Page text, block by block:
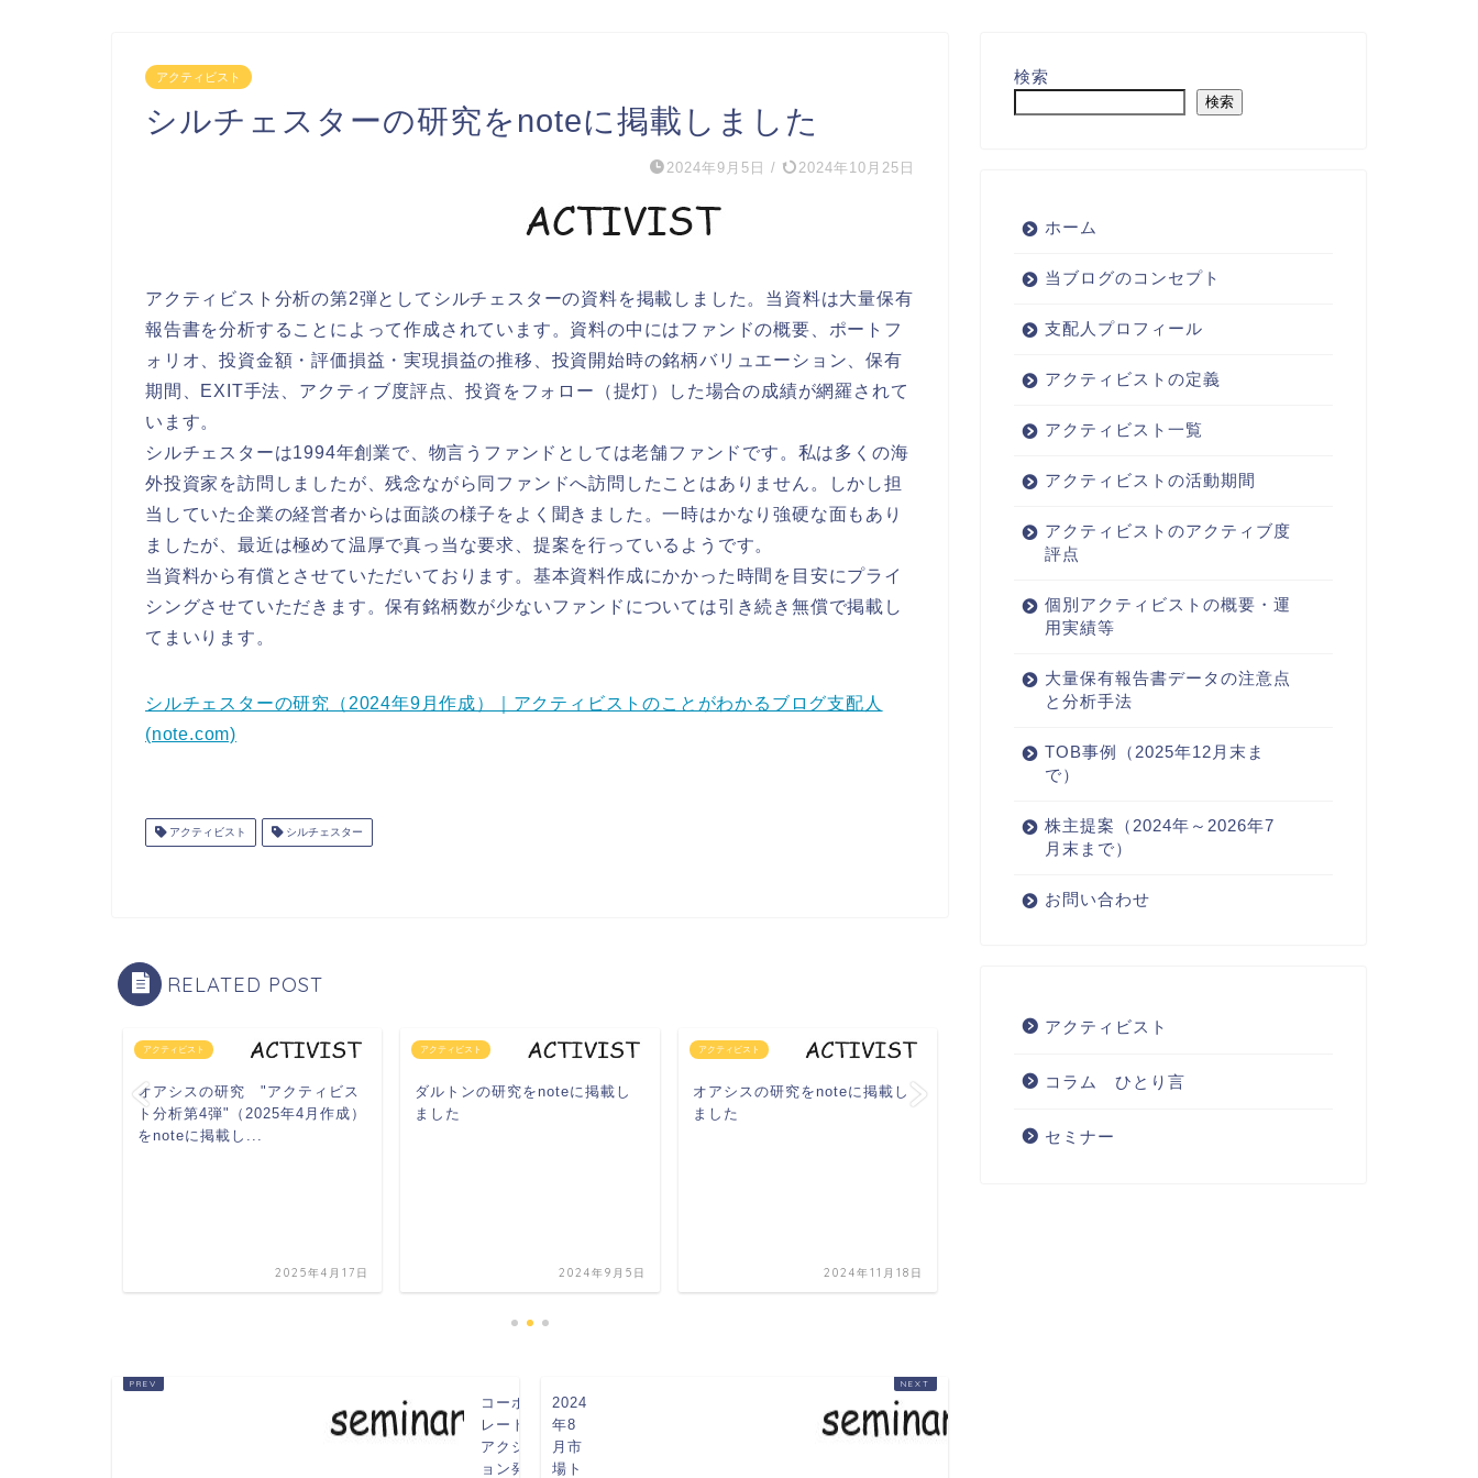
アクティビスト
シルチェスターの研究をnoteに掲載しました
2024年9月5日 / 2024年10月25日
アクティビスト分析の第2弾としてシルチェスターの資料を掲載しました。当資料は大量保有
報告書を分析することによって作成されています。資料の中にはファンドの概要、ポートフ
ォリオ、投資金額・評価損益・実現損益の推移、投資開始時の銘柄バリュエーション、保有
期間、EXIT手法、アクティブ度評点、投資をフォロー（提灯）した場合の成績が網羅されて
います。
シルチェスターは1994年創業で、物言うファンドとしては老舗ファンドです。私は多くの海
外投資家を訪問しましたが、残念ながら同ファンドへ訪問したことはありません。しかし担
当していた企業の経営者からは面談の様子をよく聞きました。一時はかなり強硬な面もあり
ましたが、最近は極めて温厚で真っ当な要求、提案を行っているようです。
当資料から有償とさせていただいております。基本資料作成にかかった時間を目安にプライ
シングさせていただきます。保有銘柄数が少ないファンドについては引き続き無償で掲載し
てまいります。
シルチェスターの研究（2024年9月作成）｜アクティビストのことがわかるブログ支配人
(note.com)
アクティビスト シルチェスター
RELATED POST
アクティビスト
オアシスの研究 "アクティビス
ト分析第4弾"（2025年4月作成）
をnoteに掲載し...
2025年4月17日
アクティビスト
ダルトンの研究をnoteに掲載し
ました
2024年9月5日
アクティビスト
オアシスの研究をnoteに掲載し
ました
2024年11月18日
オアシスの研究 "アクティビス
をnoteに掲載し...
コーポ
レート
アクシ
ョン発
2024
年8
月市
場ト
検索
検索
ホーム
当ブログのコンセプト
支配人プロフィール
アクティビストの定義
アクティビスト一覧
アクティビストの活動期間
アクティビストのアクティブ度
評点
個別アクティビストの概要・運
用実績等
大量保有報告書データの注意点
と分析手法
TOB事例（2025年12月末ま
で）
株主提案（2024年～2026年7
月末まで）
お問い合わせ
アクティビスト
コラム ひとり言
セミナー